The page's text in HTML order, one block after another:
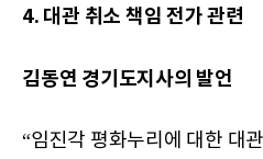
4. 대관 취소 책임 전가 관련
김동연 경기도지사의 발언
“임진각 평화누리에 대한 대